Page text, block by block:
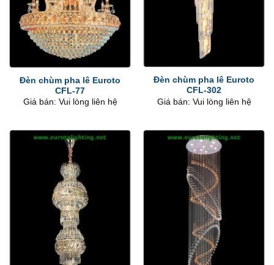
Đèn chùm pha lê Euroto
CFL-77
Giá bán: Vui lòng liên hệ
Đèn chùm pha lê Euroto
CFL-302
Giá bán: Vui lòng liên hệ